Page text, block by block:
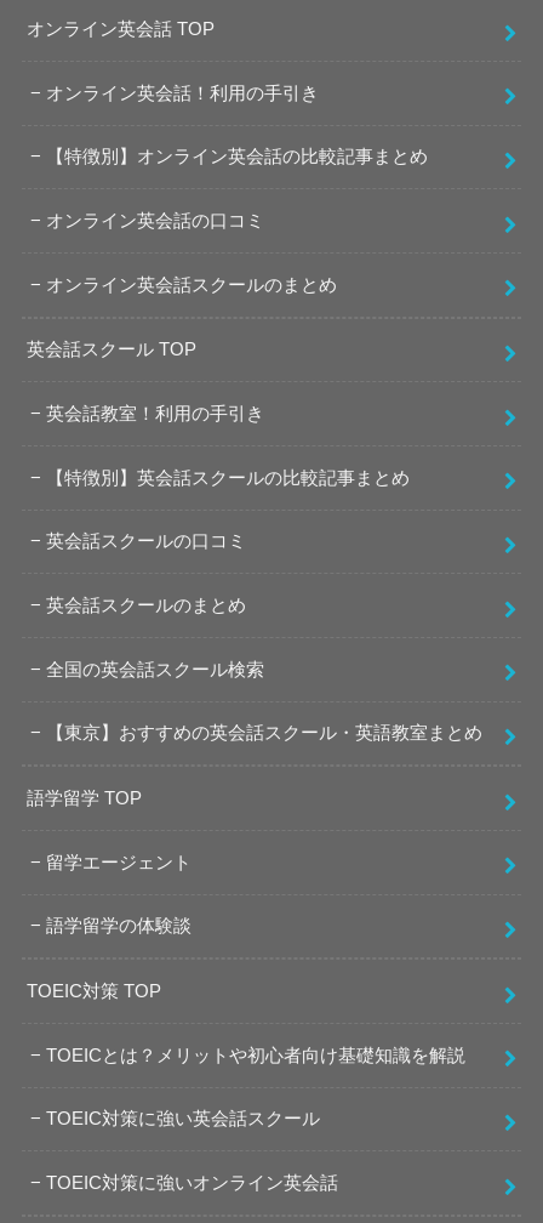
オンライン英会話 TOP
オンライン英会話！利用の手引き
【特徴別】オンライン英会話の比較記事まとめ
オンライン英会話の口コミ
オンライン英会話スクールのまとめ
英会話スクール TOP
英会話教室！利用の手引き
【特徴別】英会話スクールの比較記事まとめ
英会話スクールの口コミ
英会話スクールのまとめ
全国の英会話スクール検索
【東京】おすすめの英会話スクール・英語教室まとめ
語学留学 TOP
留学エージェント
語学留学の体験談
TOEIC対策 TOP
TOEICとは？メリットや初心者向け基礎知識を解説
TOEIC対策に強い英会話スクール
TOEIC対策に強いオンライン英会話